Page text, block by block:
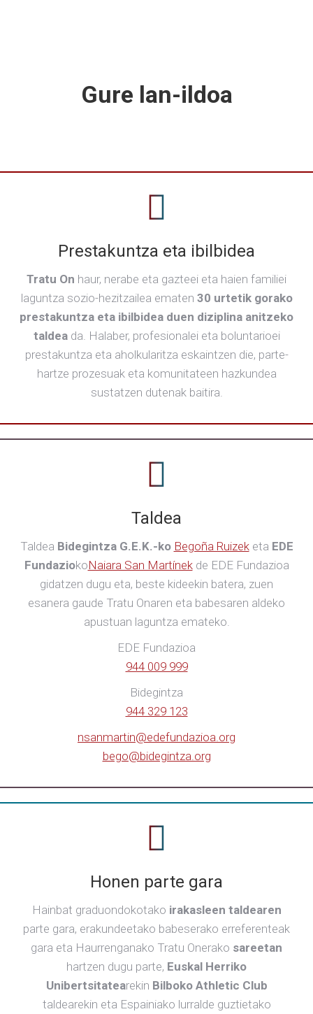
Gure lan-ildoa
Prestakuntza eta ibilbidea
Tratu On haur, nerabe eta gazteei eta haien familiei
laguntza sozio-hezitzailea ematen 30 urtetik gorako
prestakuntza eta ibilbidea duen diziplina anitzeko
taldeada. Halaber, profesionalei eta boluntarioei
prestakuntza eta aholkularitza eskaintzen die, parte-
hartze prozesuak eta komunitateen hazkundea
sustatzen dutenak baitira.
Taldea
Taldea Bidegintza G.E.K.-ko Begoña Ruizeketa EDE
FundaziokoNaiara San Martínekde EDE Fundazioa
gidatzen dugu eta, beste kideekin batera, zuen
esanera gaude Tratu Onaren eta babesaren aldeko
apustuan laguntza emateko.
EDE Fundazioa
944 009 999
Bidegintza
944 329 123
nsanmartin@edefundazioa.org
bego@bidegintza.org
Honen parte gara
Hainbat graduondokotako irakasleen taldearen
parte gara, erakundeetako babeserako erreferenteak
gara eta Haurrenganako Tratu Onerako sareetan
hartzen dugu parte, Euskal Herriko
Unibertsitatearekin Bilboko Athletic Club
taldearekin eta Espainiako lurralde guztietako